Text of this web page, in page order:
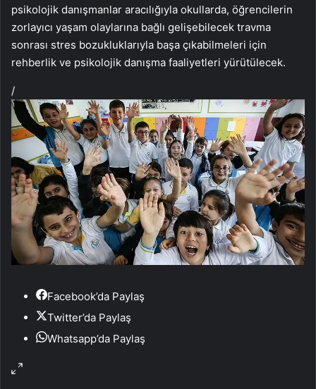
psikolojik danışmanlar aracılığıyla okullarda, öğrencilerin
zorlayıcı yaşam olaylarına bağlı gelişebilecek travma
sonrası stres bozukluklarıyla başa çıkabilmeleri için
rehberlik ve psikolojik danışma faaliyetleri yürütülecek.
/
Facebook’da Paylaş
Twitter’da Paylaş
Whatsapp’da Paylaş